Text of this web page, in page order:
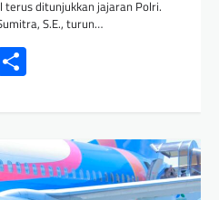
terus ditunjukkan jajaran Polri.
S.E., turun…